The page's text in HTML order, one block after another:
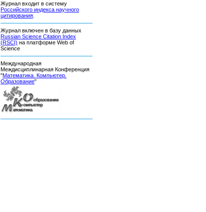
Журнал входит в систему
Российского индекса научного
цитирования
Журнал включен в базу данных
Russian Science Citation Index
(RSCI) на платформе Web of
Science
Международная
Междисциплинарная Конференция
"Математика. Компьютер.
Образование"